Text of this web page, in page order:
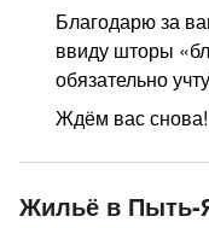
Благодарю за
ввиду шторы
обязательно
Ждём вас снова!
Жильё в Пыть-